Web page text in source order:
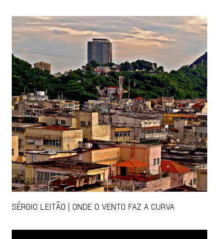
SÉRGIO LEITÃO | ONDE O VENTO FAZ A CURVA